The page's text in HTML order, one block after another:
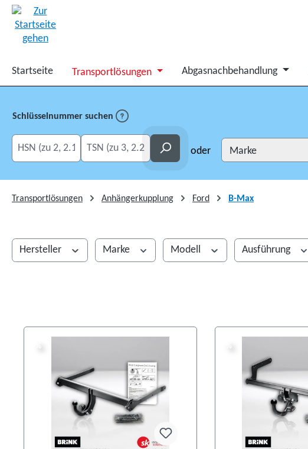
Startseite Transportlösungen Abgasnachbehandlung
Schlüsselnummer suchen
HSN eingeben
TSN eingeben Suchen oder
Transportlösungen Anhängerkupplung Ford B-Max
Hersteller Marke Modell Ausführung